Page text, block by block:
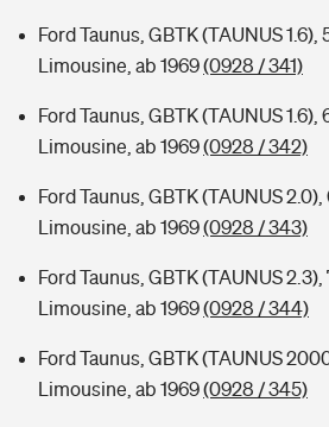
Kinderunfall-Check: Mehr Sicherheit für
Typklassen: So ist Ihr Auto eingestuft
Sie haben Fragen?
Ford Taunus, GBTK (TAUNUS 1.6),
Limousine, ab 1969(0928 / 341)
Ford Taunus, GBTK (TAUNUS 1.6),
Limousine, ab 1969(0928 / 342)
Ford Taunus, GBTK (TAUNUS 2.0),
Limousine, ab 1969(0928 / 343)
Ford Taunus, GBTK (TAUNUS 2.3),
Limousine, ab 1969(0928 / 344)
Ford Taunus, GBTK (TAUNUS
Limousine, ab 1969(0928 / 345)